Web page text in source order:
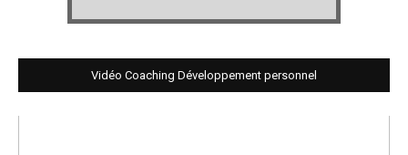
Vidéo Coaching Développement personnel